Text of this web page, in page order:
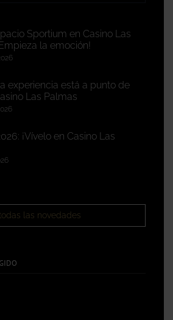
Sportium en Casino Las
la emoción!
experiencia está a punto de
Las Palmas
¡Vívelo en Casino Las
las novedades